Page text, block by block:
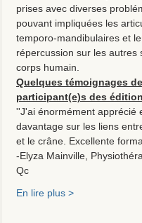
prises avec diverses
pouvant impliquées les
temporo-mandibulaires et
répercussion sur les autres
corps humain.
Quelques témoignages de
participant(e)s des
''J'ai énormément apprécié
davantage sur les liens
et le crâne. Excellente
-Elyza Mainville,
Qc
En lire plus >